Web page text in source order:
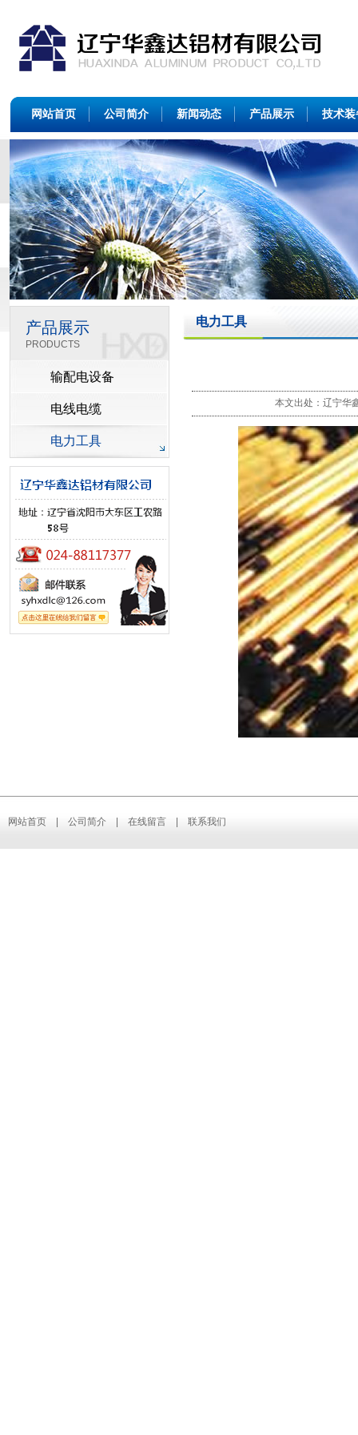
网站首页 公司简介 新闻动态 产品展示 技术装
产品展示
PRODUCTS
输配电设备
电线电缆
电力工具
电力工具
本文出处：辽宁
网站首页 公司简介 在线留言 联系我们